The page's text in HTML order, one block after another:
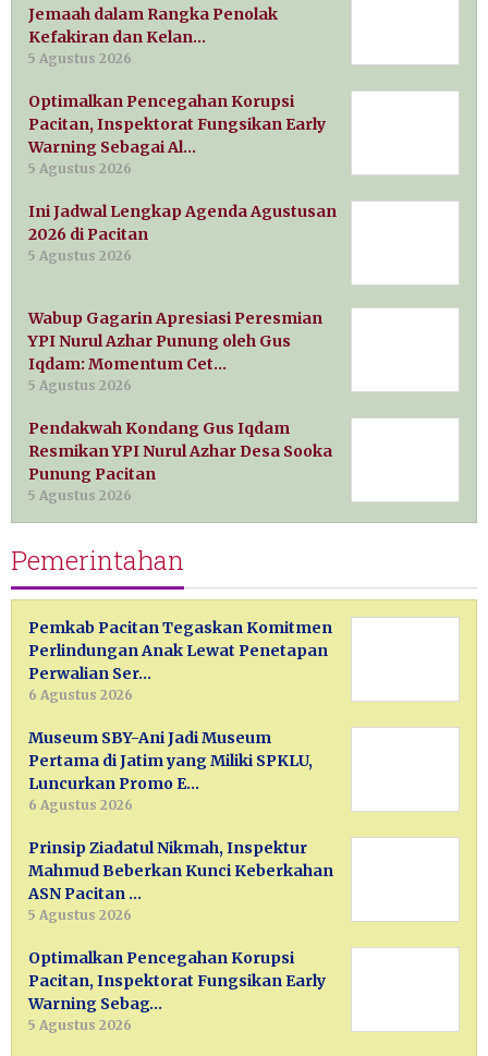
Jemaah dalam Rangka Penolak
Kefakiran dan Kelan…
5 Agustus 2026
Optimalkan Pencegahan Korupsi
Pacitan, Inspektorat Fungsikan Early
Warning Sebagai Al…
5 Agustus 2026
Ini Jadwal Lengkap Agenda Agustusan
2026 di Pacitan
5 Agustus 2026
Wabup Gagarin Apresiasi Peresmian
YPI Nurul Azhar Punung oleh Gus
Iqdam: Momentum Cet…
5 Agustus 2026
Pendakwah Kondang Gus Iqdam
Resmikan YPI Nurul Azhar Desa Sooka
Punung Pacitan
5 Agustus 2026
Pemerintahan
Pemkab Pacitan Tegaskan Komitmen
Perlindungan Anak Lewat Penetapan
Perwalian Ser…
6 Agustus 2026
Museum SBY-Ani Jadi Museum
Pertama di Jatim yang Miliki SPKLU,
Luncurkan Promo E…
6 Agustus 2026
Prinsip Ziadatul Nikmah, Inspektur
Mahmud Beberkan Kunci Keberkahan
ASN Pacitan …
5 Agustus 2026
Optimalkan Pencegahan Korupsi
Pacitan, Inspektorat Fungsikan Early
Warning Sebag…
5 Agustus 2026